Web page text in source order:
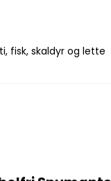
fisk, skaldyr og lette